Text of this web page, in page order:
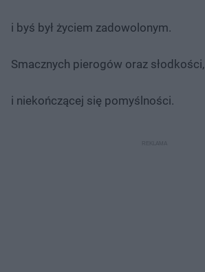
i byś był życiem zadowolonym.
Smacznych pierogów oraz słodkości,
i niekończącej się pomyślności.